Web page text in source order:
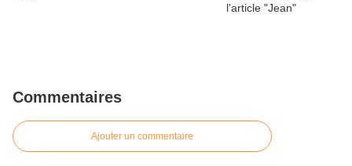
Commentaires
Ajouter un commentaire